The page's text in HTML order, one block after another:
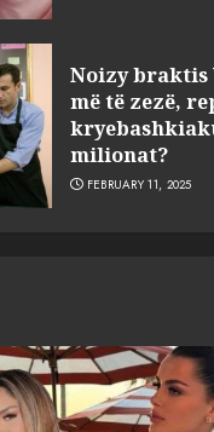
Noizy braktis
më të zezë,
milionat?
FEBRUARY 11, 2025
sulmuan
ngjarja u
serverat?
MARCH 25, 2025
MARCH 25, 2025